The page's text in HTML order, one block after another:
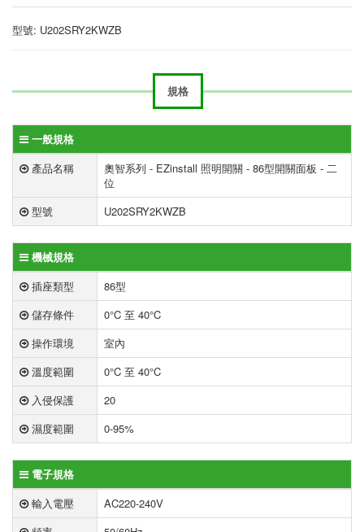
型號: U202SRY2KWZB
規格
一般規格
產品名稱
奧智系列 - EZinstall 照明開關 - 86型開關面板 - 二
位
型號
U202SRY2KWZB
機械規格
插座類型
86型
儲存條件
0°C 至 40°C
操作環境
室內
溫度範圍
0°C 至 40°C
入侵保護
20
濕度範圍
0-95%
電子規格
輸入電壓
AC220-240V